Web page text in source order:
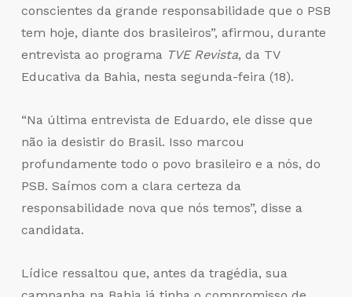
conscientes da grande responsabilidade que o PSB
tem hoje, diante dos brasileiros”, afirmou, durante
entrevista ao programa TVE Revista, da TV
Educativa da Bahia, nesta segunda-feira (18).
“Na última entrevista de Eduardo, ele disse que
não ia desistir do Brasil. Isso marcou
profundamente todo o povo brasileiro e a nós, do
PSB. Saímos com a clara certeza da
responsabilidade nova que nós temos”, disse a
candidata.
Lídice ressaltou que, antes da tragédia, sua